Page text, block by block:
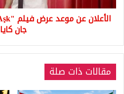
حسن
جان
جان كايا
مقالات ذات صلة